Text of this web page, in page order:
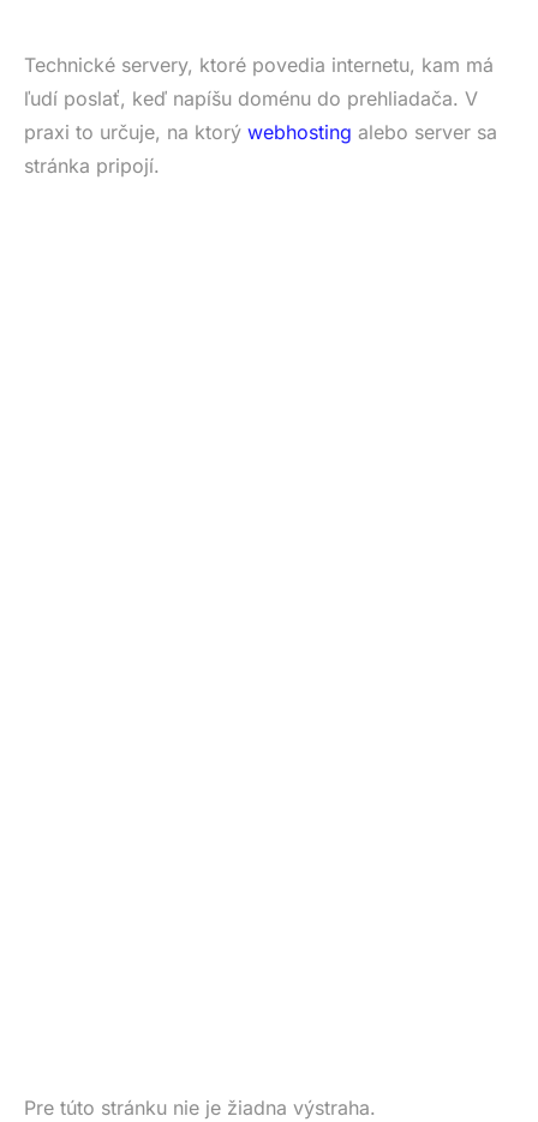
Technické servery, ktoré povedia internetu, kam má
ľudí poslať, keď napíšu doménu do prehliadača. V
praxi to určuje, na ktorý webhosting alebo server sa
stránka pripojí.
Pre túto stránku nie je žiadna výstraha.